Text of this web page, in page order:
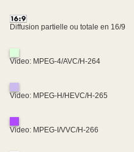
Diffusion partielle ou totale en 16/9
Video: MPEG-4/AVC/H-264
Video: MPEG-H/HEVC/H-265
Video: MPEG-I/VVC/H-266